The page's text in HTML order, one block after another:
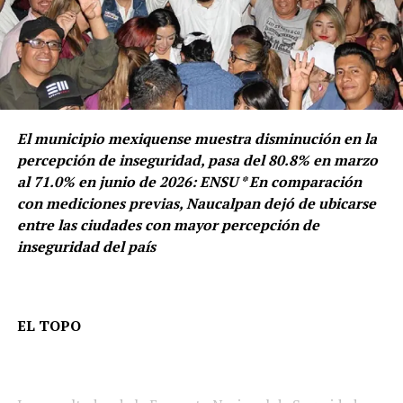
mujeres podrán ser asesoradas en diversos temas
legales, entre otras atenciones.
“Necesitamos seguir trabajando en Huixquilucan y todo
el Estado por y para las mujeres”, añade.
El municipio mexiquense muestra disminución en la
percepción de inseguridad, pasa del 80.8% en marzo
al 71.0% en junio de 2026: ENSU * En comparación
con mediciones previas, Naucalpan dejó de ubicarse
entre las ciudades con mayor percepción de
inseguridad del país
EL TOPO